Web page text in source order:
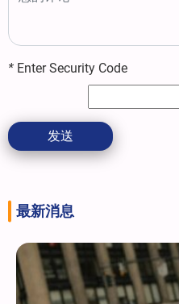
* Enter Security Code
发送
最新消息